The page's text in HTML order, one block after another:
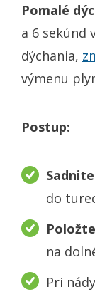
Pomalé
a 6 sekúnd
dýchania,
výmenu
Postup:
do
na
Pri